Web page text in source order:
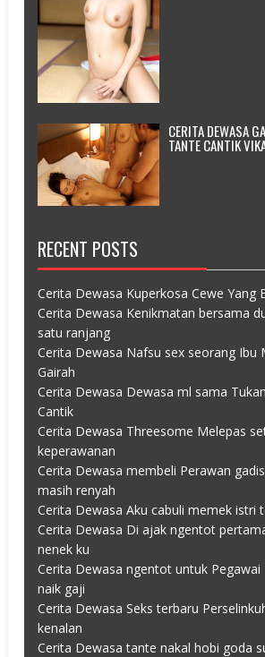
CERITA DEWASA
TANTE CANTIK
RECENT POSTS
Cerita Dewasa Kuperkosa Cewe Yang
Cerita Dewasa Kenikmatan bersama
satu ranjang
Cerita Dewasa Nafsu sex seorang Ibu
Gairah
Cerita Dewasa Dewasa ml sama
Cantik
Cerita Dewasa Threesome Melepas
keperawanan
Cerita Dewasa membeli Perawan
masih renyah
Cerita Dewasa Aku cabuli memek istri
Cerita Dewasa Di ajak ngentot
nenek ku
Cerita Dewasa ngentot untuk Pegawai
naik gaji
Cerita Dewasa Seks terbaru
kenalan
Cerita Dewasa tante nakal hobi goda